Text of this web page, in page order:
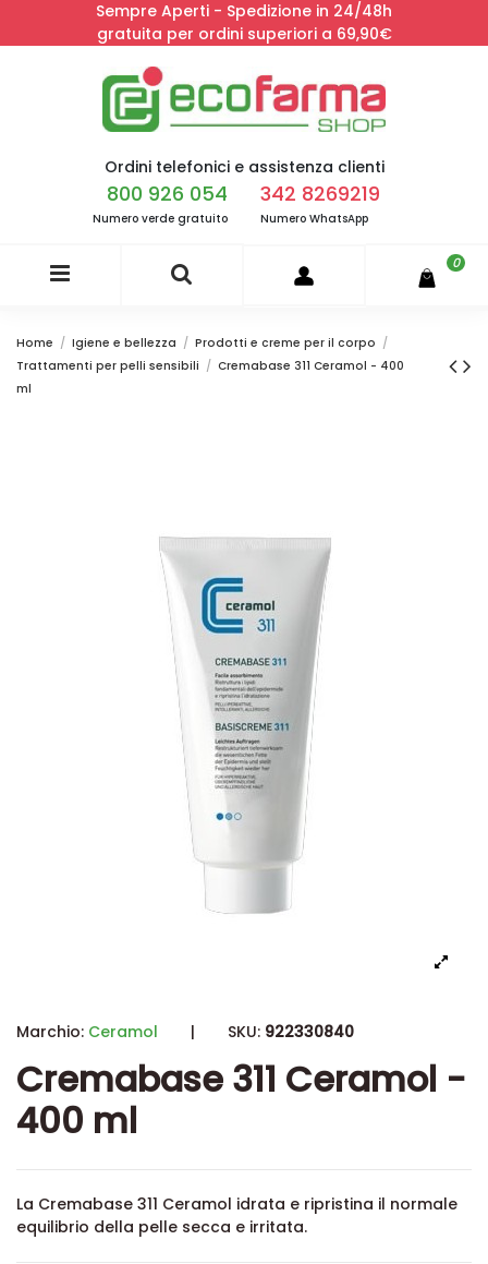
Sempre Aperti - Spedizione in 24/48h
gratuita per ordini superiori a 69,90€
Ordini telefonici e assistenza clienti
800 926 054
Numero verde gratuito
342 8269219
Numero WhatsApp
0
Home Igiene e bellezza
Prodotti e creme per il corpo
Trattamenti per pelli sensibili
Cremabase 311 Ceramol - 400
ml
Marchio: Ceramol | SKU: 922330840
Cremabase 311 Ceramol -
400 ml
La Cremabase 311 Ceramol idrata e ripristina il normale
equilibrio della pelle secca e irritata.